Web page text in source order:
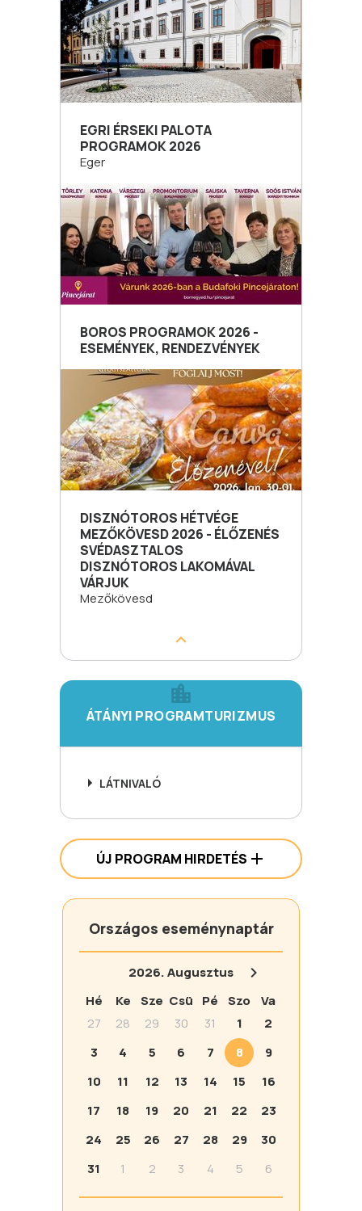
EGRI ÉRSEKI PALOTA
PROGRAMOK 2026
Eger
BOROS PROGRAMOK 2026 -
ESEMÉNYEK, RENDEZVÉNYEK
DISZNÓTOROS HÉTVÉGE
MEZŐKÖVESD 2026 - ÉLŐZENÉS
SVÉDASZTALOS
DISZNÓTOROS LAKOMÁVAL
VÁRJUK
Mezőkövesd
ÁTÁNYI PROGRAMTURIZMUS
LÁTNIVALÓ
ÚJ PROGRAM HIRDETÉS
Országos eseménynaptár
2026.Augusztus
Hé
Ke Sze Csü Pé Szo
Va
27
28 29 30 31 1
2
3
4 5 6 7 8
9
10
11 12 13 14 15
16
17
18 19 20 21 22
23
24
25 26 27 28 29
30
31
1 2 3 4 5 6